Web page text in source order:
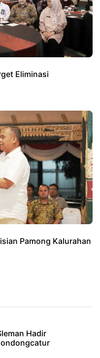
Eliminasi
Pamong Kalurahan
Hadir